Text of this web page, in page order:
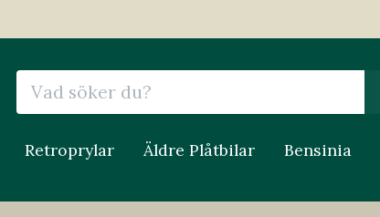
Retroprylar Äldre Plåtbilar Bensinia